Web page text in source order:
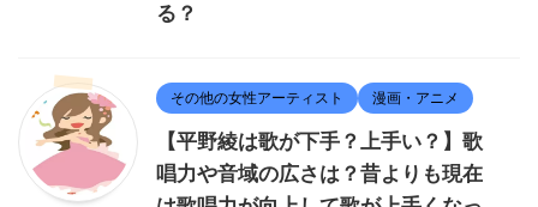
る？
その他の女性アーティスト 漫画・アニメ
【平野綾は歌が下手？上手い？】歌
唱力や音域の広さは？昔よりも現在